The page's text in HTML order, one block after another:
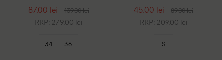
87.00 lei 139.00 lei
RRP: 279.00 lei
34 36
45.00 lei 89.00 lei
RRP: 209.00 lei
S